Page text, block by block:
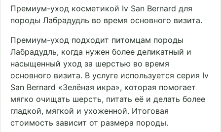
Премиум-уход косметикой Iv San Bernard для
породы Лабрадудль во время основного визита.
Премиум-уход подходит питомцам породы
Лабрадудль, когда нужен более деликатный и
насыщенный уход за шерстью во время
основного визита. В услуге используется серия Iv
San Bernard «Зелёная икра», которая помогает
мягко очищать шерсть, питать её и делать более
гладкой, мягкой и ухоженной. Итоговая
стоимость зависит от размера породы.